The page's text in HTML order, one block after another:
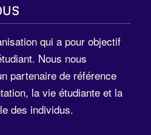
qui a pour objectif
Nous nous
partenaire de référence
la vie étudiante et la
des individus.